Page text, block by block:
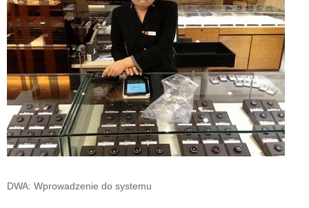
DWA: Wprowadzenie do systemu